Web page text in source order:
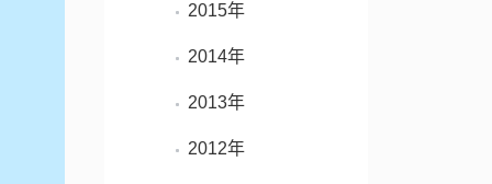
2015年
2014年
2013年
2012年